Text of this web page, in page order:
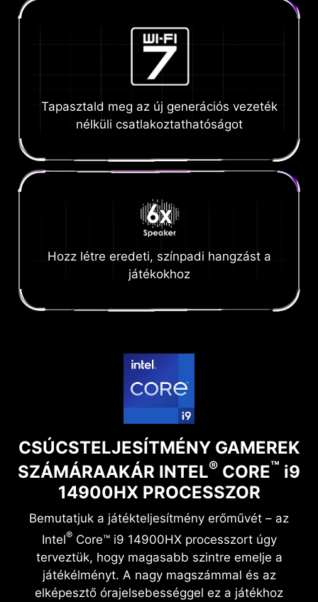
Tapasztald meg az új generációs vezeték
nélküli csatlakoztathatóságot
Hozz létre eredeti, színpadi hangzást a
játékokhoz
CSÚCSTELJESÍTMÉNY GAMEREK
SZÁMÁRAAKÁR INTEL® CORE™ i9
14900HX PROCESSZOR
Bemutatjuk a játékteljesítmény erőművét – az
Intel®Core™ i9 14900HX processzort úgy
terveztük, hogy magasabb szintre emelje a
játékélményt. A nagy magszámmal és az
elképesztő órajelsebességgel ez a játékhoz